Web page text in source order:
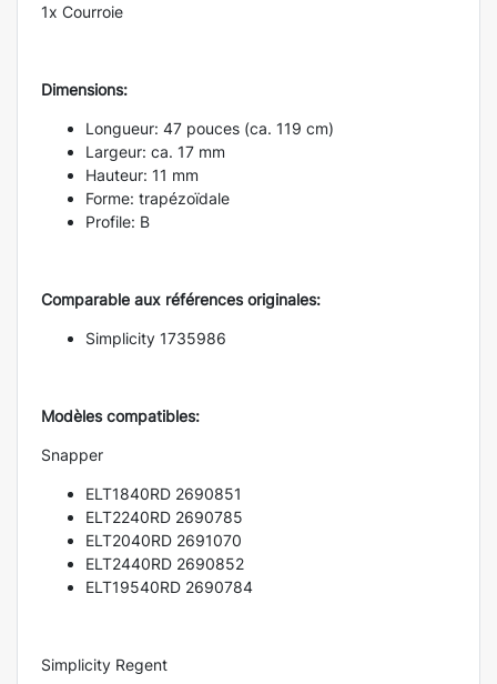
1x Courroie
Dimensions:
Longueur: 47 pouces (ca. 119 cm)
Largeur: ca. 17 mm
Hauteur: 11 mm
Forme: trapézoïdale
Profile: B
Comparable aux références originales:
Simplicity 1735986
Modèles compatibles:
Snapper
ELT1840RD 2690851
ELT2240RD 2690785
ELT2040RD 2691070
ELT2440RD 2690852
ELT19540RD 2690784
Simplicity Regent